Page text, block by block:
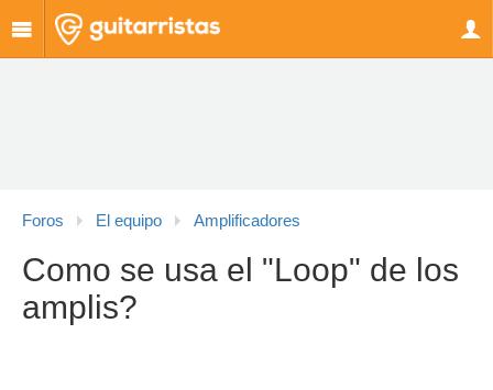
Foros El equipo Amplificadores
Como se usa el "Loop" de los
amplis?